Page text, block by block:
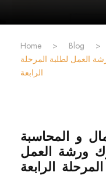
Home > Blog >
العمل لطلبة المرحلة
الرابعة
ورشة العمل
الرابعة